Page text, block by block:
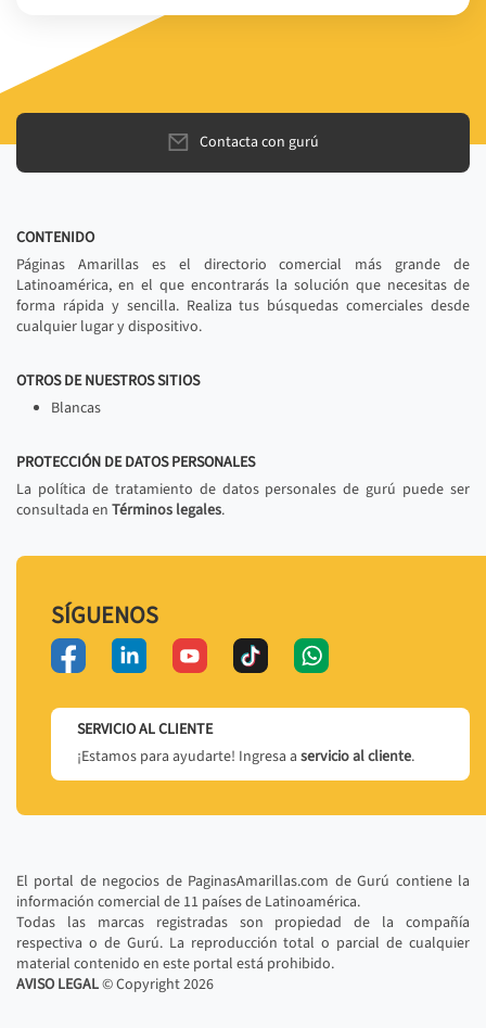
Contacta con gurú
CONTENIDO
Páginas Amarillas es el directorio comercial más grande de
Latinoamérica, en el que encontrarás la solución que necesitas de
forma rápida y sencilla. Realiza tus búsquedas comerciales desde
cualquier lugar y dispositivo.
OTROS DE NUESTROS SITIOS
Blancas
PROTECCIÓN DE DATOS PERSONALES
La política de tratamiento de datos personales de gurú puede ser
consultada en Términos legales.
SÍGUENOS
SERVICIO AL CLIENTE
¡Estamos para ayudarte! Ingresa a servicio al cliente.
El portal de negocios de PaginasAmarillas.com de Gurú contiene la
información comercial de 11 países de Latinoamérica.
Todas las marcas registradas son propiedad de la compañía
respectiva o de Gurú. La reproducción total o parcial de cualquier
material contenido en este portal está prohibido.
AVISO LEGAL© Copyright2026